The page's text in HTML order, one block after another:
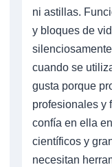
ni astillas.
y bloques de
cuando se
gusta porque
profesionales y
confía en ella
científicos y
necesitan